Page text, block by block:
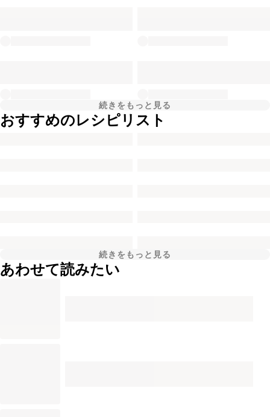
続きをもっと見る
おすすめのレシピリスト
続きをもっと見る
あわせて読みたい